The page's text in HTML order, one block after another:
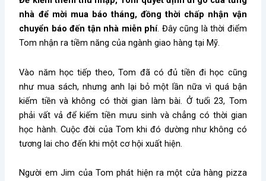
nhà để mời mua báo tháng, đồng thời chấp nhận vận
chuyển báo đến tận nhà miễn phí. Đây cũng là thời điểm
Tom nhận ra tiềm năng của ngành giao hàng tại Mỹ.
Vào năm học tiếp theo, Tom đã có đủ tiền đi học cũng
như mua sách, nhưng anh lại bỏ một lần nữa vì quá bận
kiếm tiền và không có thời gian làm bài. Ở tuổi 23, Tom
phải vất vả để kiếm tiền mưu sinh và chẳng có thời gian
học hành. Cuộc đời của Tom khi đó dường như không có
tương lai cho đến khi một cơ hội xuất hiện.
Người em Jim của Tom phát hiện ra một cửa hàng pizza